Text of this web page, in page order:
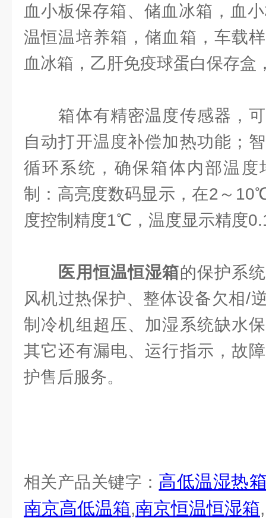
血小板保存箱、储血冰箱，血
温恒温培养箱，储血箱，车载
血冰箱，乙肝免疫球蛋白保存盒
箱体有精密温度传感器，可
自动打开温度补偿加热功能；
循环系统，确保箱体内部温度
制：高亮度数码显示，在2～
度控制精度1℃，温度显示精度
医用恒温恒湿箱的保护系
风机过热保护、整体设备欠相/
制冷机组超压、加湿系统缺水
其它还有漏电、运行指示，故
护售后服务。
相关产品关键字： 高低温湿热
南京高低温箱,南京恒温恒湿箱,